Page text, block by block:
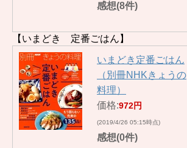
感想(8件)
【いまどき 定番ごはん】
いまどき定番ごはん
（別冊NHKきょうの
料理）
価格:972円
(2019/4/26 05:15時点)
感想(0件)